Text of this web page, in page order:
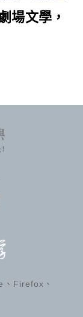
場文學，
、Firefox、